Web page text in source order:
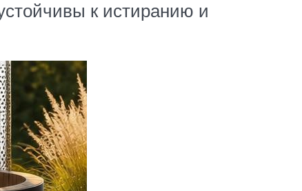
к истиранию и